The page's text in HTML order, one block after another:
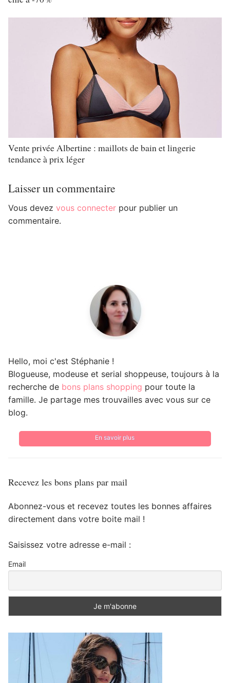
Vente privée Albertine : maillots de bain et lingerie
tendance à prix léger
Laisser un commentaire
Vous devez vous connecter pour publier un
commentaire.
Hello, moi c'est Stéphanie !
Blogueuse, modeuse et serial shoppeuse, toujours à la
recherche de bons plans shopping pour toute la
famille. Je partage mes trouvailles avec vous sur ce
blog.
En savoir plus
Recevez les bons plans par mail
Abonnez-vous et recevez toutes les bonnes affaires
directement dans votre boite mail !
Saisissez votre adresse e-mail :
Email